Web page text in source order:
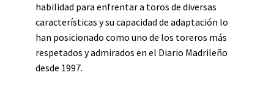
habilidad para enfrentar a toros de diversas
características y su capacidad de adaptación lo
han posicionado como uno de los toreros más
respetados y admirados en el Diario Madrileño
desde 1997.